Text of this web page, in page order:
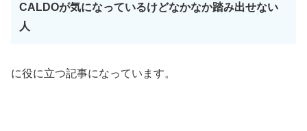
CALDOが気になっているけどなかなか踏み出せない
人
に役に立つ記事になっています。